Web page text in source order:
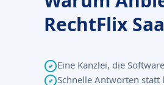
RechtFlix
Eine Kanzlei, die
Schnelle Antworten statt